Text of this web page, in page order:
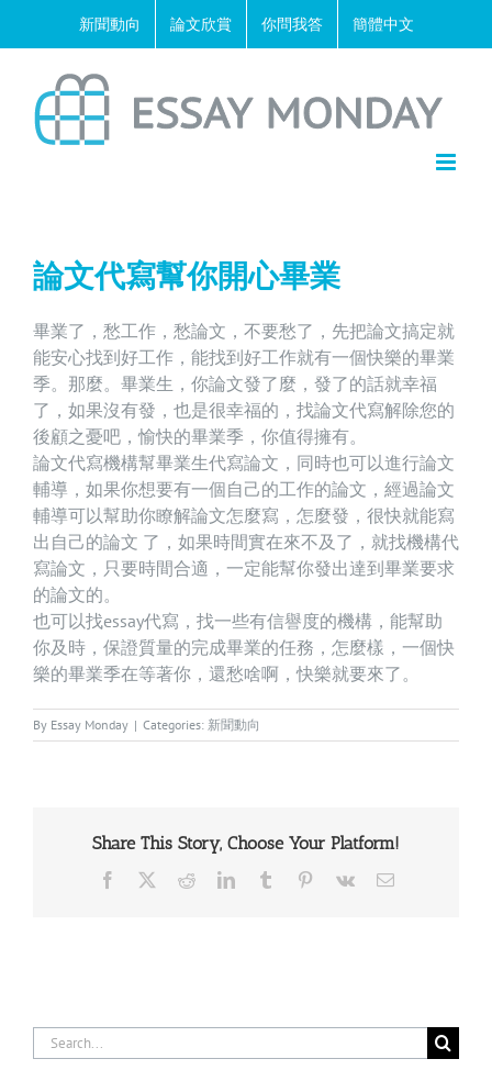
新聞動向 論文欣賞 你問我答 簡體中文
論文代寫幫你開心畢業
畢業了，愁工作，愁論文，不要愁了，先把論文搞定就
能安心找到好工作，能找到好工作就有一個快樂的畢業
季。那麼。畢業生，你論文發了麼，發了的話就幸福
了，如果沒有發，也是很幸福的，找論文代寫解除您的
後顧之憂吧，愉快的畢業季，你值得擁有。
論文代寫機構幫畢業生代寫論文，同時也可以進行論文
輔導，如果你想要有一個自己的工作的論文，經過論文
輔導可以幫助你瞭解論文怎麼寫，怎麼發，很快就能寫
出自己的論文 了，如果時間實在來不及了，就找機構代
寫論文，只要時間合適，一定能幫你發出達到畢業要求
的論文的。
也可以找essay代寫，找一些有信譽度的機構，能幫助
你及時，保證質量的完成畢業的任務，怎麼樣，一個快
樂的畢業季在等著你，還愁啥啊，快樂就要來了。
By Essay Monday | Categories: 新聞動向
Share This Story, Choose Your Platform!
Facebook RedditLinkedInTumblr Pinterest
Vk Email
Search